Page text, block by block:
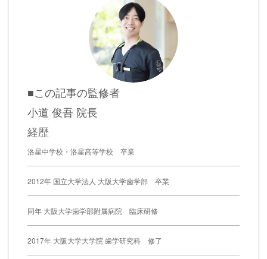
■この記事の監修者
小道 俊吾 院長
経歴
洛星中学校・洛星高等学校 卒業
2012年 国立大学法人 大阪大学歯学部 卒業
同年 大阪大学歯学部附属病院 臨床研修
2017年 大阪大学大学院 歯学研究科 修了